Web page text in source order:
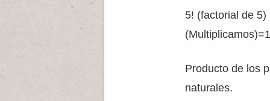
5! (factorial de
Producto de los
naturales.